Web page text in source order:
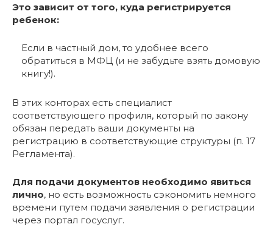
Это зависит от того, куда регистрируется
ребенок:
Если в частный дом, то удобнее всего
обратиться в МФЦ (и не забудьте взять домовую
книгу!).
В этих конторах есть специалист
соответствующего профиля, который по закону
обязан передать ваши документы на
регистрацию в соответствующие структуры (п. 17
Регламента).
Для подачи документов необходимо явиться
лично, но есть возможность сэкономить немного
времени путем подачи заявления о регистрации
через портал госуслуг.